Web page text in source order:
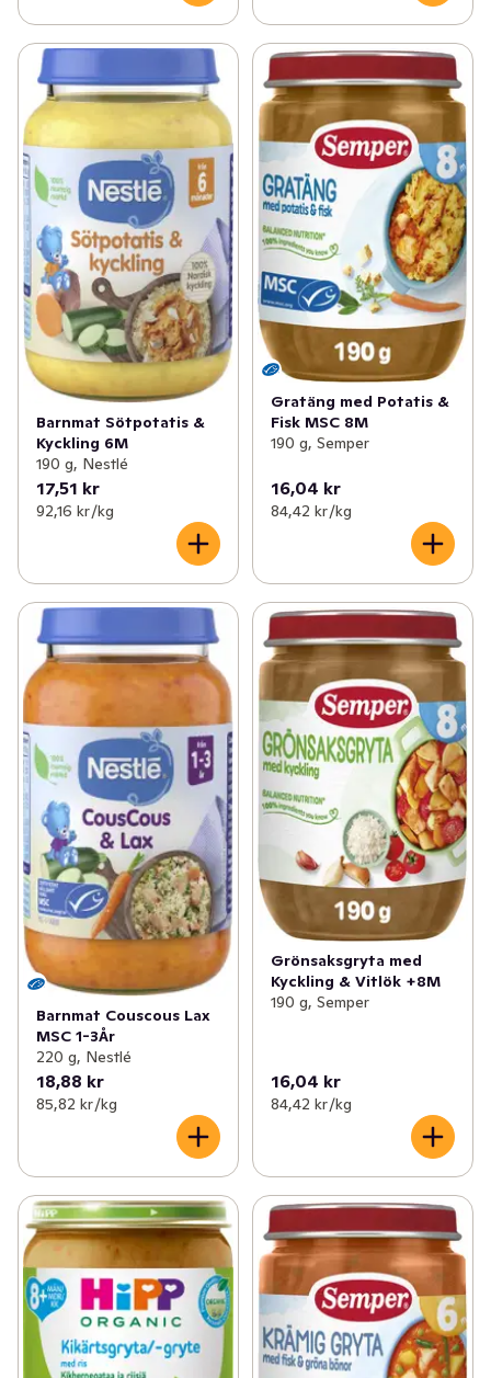
Barnmat Sötpotatis &
Kyckling 6M
190 g, Nestlé
17,51 kr
92,16 kr /kg
Gratäng med Potatis &
Fisk MSC 8M
190 g, Semper
16,04 kr
84,42 kr /kg
Barnmat Couscous Lax
MSC 1-3År
220 g, Nestlé
18,88 kr
85,82 kr /kg
Grönsaksgryta med
Kyckling & Vitlök +8M
190 g, Semper
16,04 kr
84,42 kr /kg